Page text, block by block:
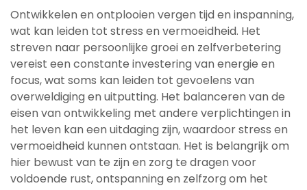
Ontwikkelen en ontplooien vergen tijd en inspanning,
wat kan leiden tot stress en vermoeidheid. Het
streven naar persoonlijke groei en zelfverbetering
vereist een constante investering van energie en
focus, wat soms kan leiden tot gevoelens van
overweldiging en uitputting. Het balanceren van de
eisen van ontwikkeling met andere verplichtingen in
het leven kan een uitdaging zijn, waardoor stress en
vermoeidheid kunnen ontstaan. Het is belangrijk om
hier bewust van te zijn en zorg te dragen voor
voldoende rust, ontspanning en zelfzorg om het